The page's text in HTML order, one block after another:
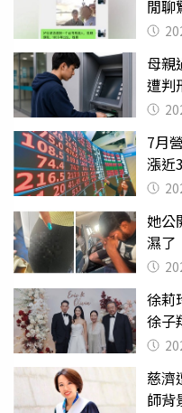
閒聊
母親
遭判
7月
漲近
她公
濕了
徐莉
徐子
慈濟
師背